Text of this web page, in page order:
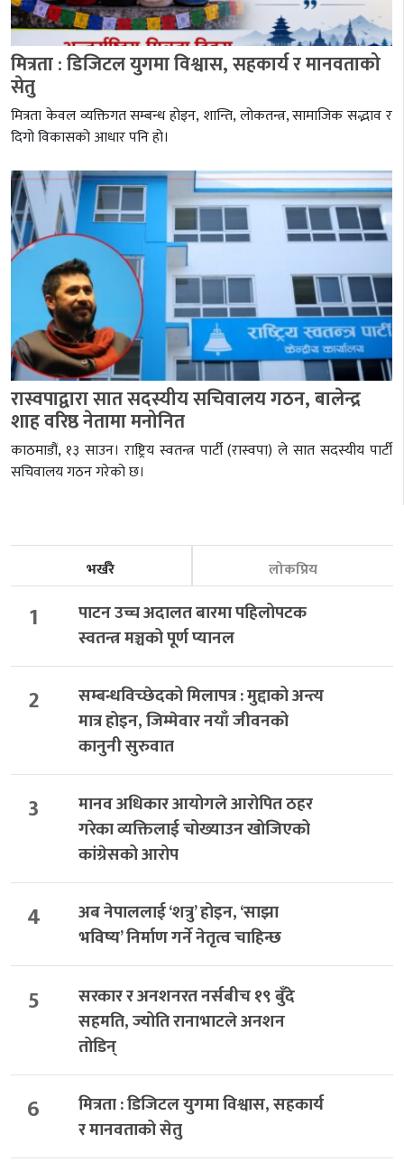
मित्रता : डिजिटल युगमा विश्वास, सहकार्य र मानवताको
सेतु
मित्रता केवल व्यक्तिगत सम्बन्ध होइन, शान्ति, लोकतन्त्र, सामाजिक सद्भाव र
दिगो विकासको आधार पनि हो।
रास्वपाद्वारा सात सदस्यीय सचिवालय गठन, बालेन्द्र
शाह वरिष्ठ नेतामा मनोनित
काठमाडौं, १३ साउन। राष्ट्रिय स्वतन्त्र पार्टी (रास्वपा) ले सात सदस्यीय पार्टी
सचिवालय गठन गरेको छ।
भर्खरै लोकप्रिय
1
पाटन उच्च अदालत बारमा पहिलोपटक
स्वतन्त्र मञ्चको पूर्ण प्यानल
2
सम्बन्धविच्छेदको मिलापत्र : मुद्दाको अन्त्य
मात्र होइन, जिम्मेवार नयाँ जीवनको
कानुनी सुरुवात
3
मानव अधिकार आयोगले आरोपित ठहर
गरेका व्यक्तिलाई चोख्याउन खोजिएको
कांग्रेसको आरोप
4
अब नेपाललाई ‘शत्रु’ होइन, ‘साझा
भविष्य’ निर्माण गर्ने नेतृत्व चाहिन्छ
5
सरकार र अनशनरत नर्सबीच १९ बुँदे
सहमति, ज्योति रानाभाटले अनशन
तोडिन्
6
मित्रता : डिजिटल युगमा विश्वास, सहकार्य
र मानवताको सेतु